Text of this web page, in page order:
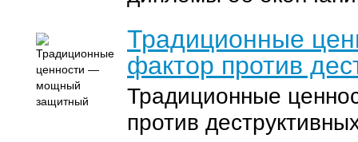
Традиционные
фактор против
Традиционные
против